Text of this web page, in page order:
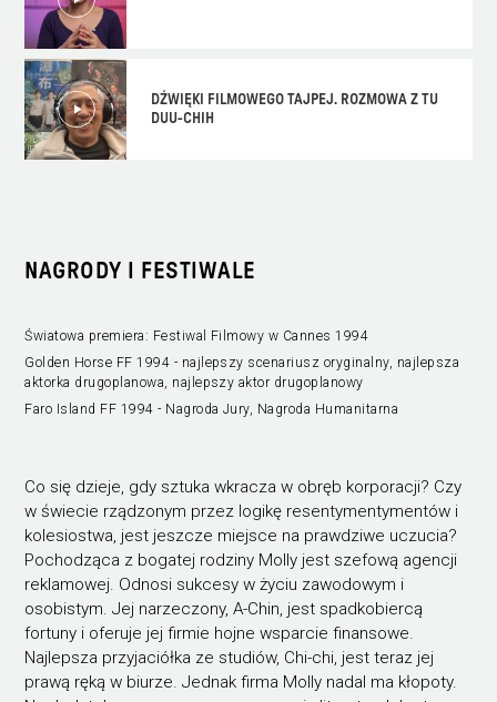
DŹWIĘKI FILMOWEGO TAJPEJ. ROZMOWA Z TU
DUU-CHIH
NAGRODY I FESTIWALE
Światowa premiera: Festiwal Filmowy w Cannes 1994
Golden Horse FF 1994 - najlepszy scenariusz oryginalny, najlepsza
aktorka drugoplanowa, najlepszy aktor drugoplanowy
Faro Island FF 1994 - Nagroda Jury, Nagroda Humanitarna
Co się dzieje, gdy sztuka wkracza w obręb korporacji? Czy
w świecie rządzonym przez logikę resentymentymentów i
kolesiostwa, jest jeszcze miejsce na prawdziwe uczucia?
Pochodząca z bogatej rodziny Molly jest szefową agencji
reklamowej. Odnosi sukcesy w życiu zawodowym i
osobistym. Jej narzeczony, A-Chin, jest spadkobiercą
fortuny i oferuje jej firmie hojne wsparcie finansowe.
Najlepsza przyjaciółka ze studiów, Chi-chi, jest teraz jej
prawą ręką w biurze. Jednak firma Molly nadal ma kłopoty.